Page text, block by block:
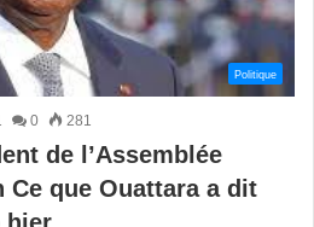
Politique
0 281
de l’Assemblée
Ce que Ouattara a dit
hier